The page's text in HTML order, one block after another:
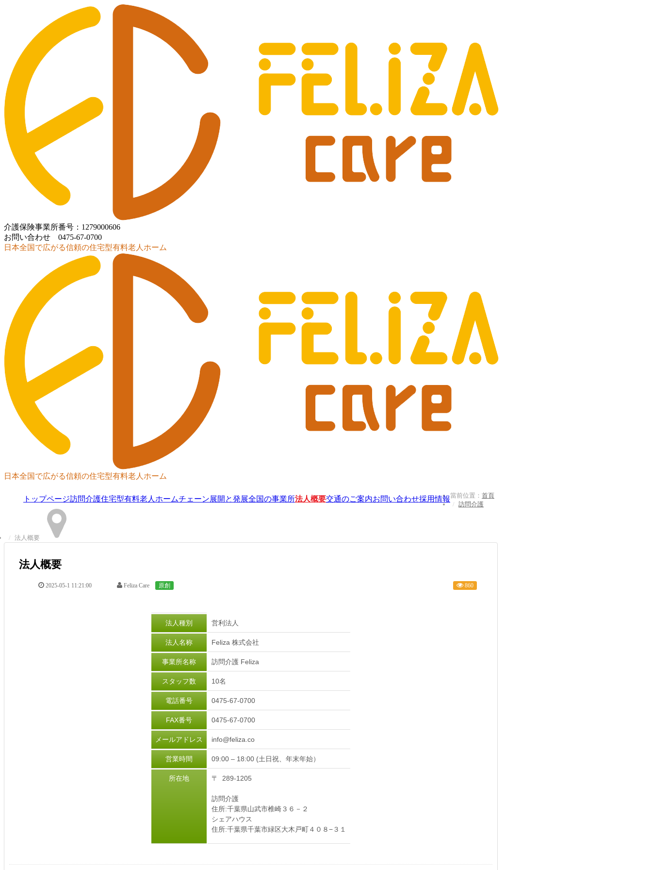
介護保険事業所番号：1279000606
お問い合わせ 0475-67-0700
日本全国で広がる信頼の住宅型有料老人ホーム
日本全国で広がる信頼の住宅型有料老人ホーム
トップページ訪問介護住宅型有料老人ホームチェーン展開と発展全国の事業所法人概要交通のご案内お問い合わせ採用情報當前位置： 首頁
訪問介護
法人概要
法人概要
2025-05-1 11:21:00 Feliza Care 原創 860
法人種別 営利法人
法人名称 Feliza 株式会社
事業所名称 訪問介護 Feliza
スタッフ数 10名
電話番号 0475-67-0700
FAX番号 0475-67-0700
メールアドレス info@feliza.co
営業時間 09:00 – 18:00 (土日祝、年末年始）
所在地 〒 289-1205
訪問介護
住所:千葉県山武市椎崎３６－２
シェアハウス
住所:千葉県千葉市緑区大木戸町４０８−３１